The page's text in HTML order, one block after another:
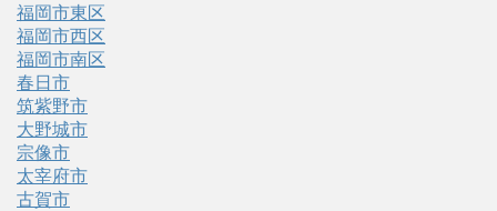
福岡市東区
福岡市西区
福岡市南区
春日市
筑紫野市
大野城市
宗像市
太宰府市
古賀市